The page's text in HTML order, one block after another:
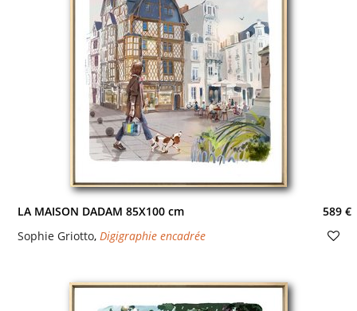
LA MAISON DADAM 85X100 cm
589 €
Sophie Griotto, Digigraphie encadrée